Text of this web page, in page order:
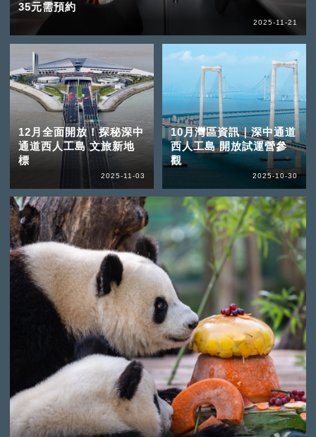
35元需預約
2025-11-21
12月全面開放！探秘深中
通道西人工島 文旅新地
標
2025-11-03
10月灣區資訊｜深中通道
西人工島 開放試運營參
觀
2025-10-30